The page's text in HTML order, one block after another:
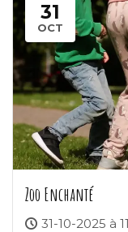
31
OCT
Zoo Enchanté
31-10-2025 à